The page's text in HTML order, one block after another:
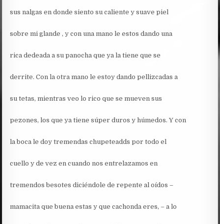
sus nalgas en donde siento su caliente y suave piel
sobre mi glande , y con una mano le estos dando una
rica dedeada a su panocha que ya la tiene que se
derrite. Con la otra mano le estoy dando pellizcadas a
su tetas, mientras veo lo rico que se mueven sus
pezones, los que ya tiene súper duros y húmedos. Y con
la boca le doy tremendas chupeteadds por todo el
cuello y de vez en cuando nos entrelazamos en
tremendos besotes diciéndole de repente al oídos –
mamacita que buena estas y que cachonda eres, – a lo